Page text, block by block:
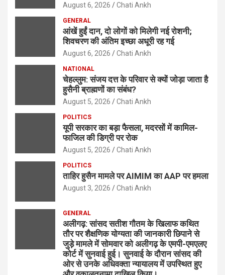
August 6, 2026 Chati Ankh
GENERAL
आंखें हुईं दान, दो लोगों को मिलेगी नई रोशनी;
शिवचरण की अंतिम इच्छा अधूरी रह गई
August 6, 2026 Chati Ankh
NATIONAL
चेहल्लुम: संजय दत्त के परिवार से क्यों जोड़ा जाता है
हुसैनी ब्राह्मणों का संबंध?
August 5, 2026 Chati Ankh
POLITICS
यूपी सरकार का बड़ा फैसला, मदरसों में कामिल-
फाजिल की डिग्री पर रोक
August 5, 2026 Chati Ankh
POLITICS
ताहिर हुसैन मामले पर AIMIM का AAP पर हमला
August 3, 2026 Chati Ankh
GENERAL
अलीगढ़: सांसद सतीश गौतम के खिलाफ कथित
तौर पर शैक्षणिक योग्यता की जानकारी छिपाने से
जुड़े मामले में सोमवार को अलीगढ़ के एमपी-एमएलए
कोर्ट में सुनवाई हुई। सुनवाई के दौरान सांसद की
ओर से उनके अधिवक्ता न्यायालय में उपस्थित हुए